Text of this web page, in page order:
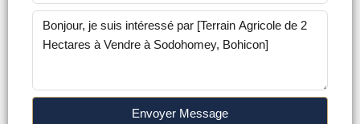
Envoyer Message